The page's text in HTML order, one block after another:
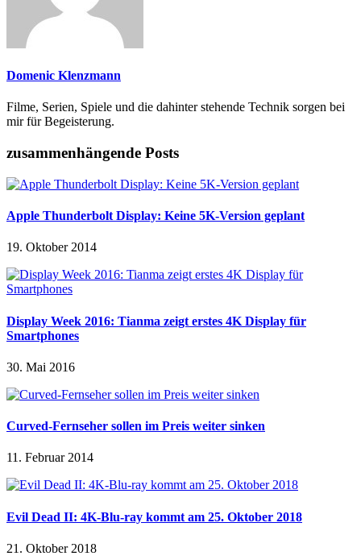
Domenic Klenzmann
Filme, Serien, Spiele und die dahinter stehende Technik sorgen bei
mir für Begeisterung.
zusammenhängende Posts
Apple Thunderbolt Display: Keine 5K-Version geplant
19. Oktober 2014
Display Week 2016: Tianma zeigt erstes 4K Display für
Smartphones
30. Mai 2016
Curved-Fernseher sollen im Preis weiter sinken
11. Februar 2014
Evil Dead II: 4K-Blu-ray kommt am 25. Oktober 2018
21. Oktober 2018